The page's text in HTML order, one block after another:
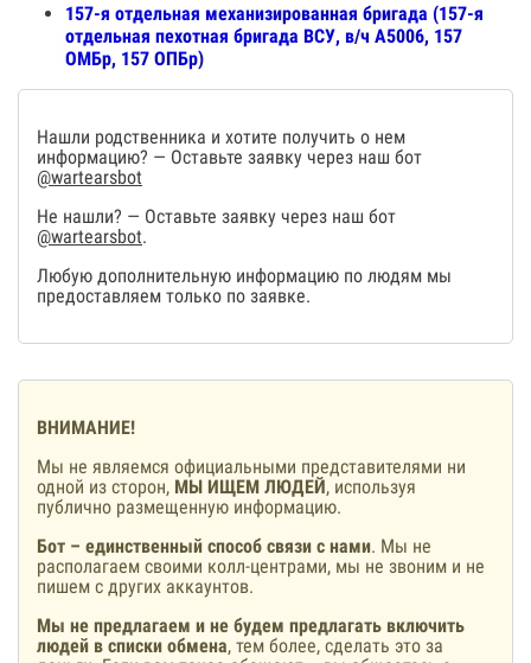
157-я отдельная механизированная бригада (157-я
отдельная пехотная бригада ВСУ, в/ч А5006, 157
ОМБр, 157 ОПБр)
Нашли родственника и хотите получить о нем
информацию? — Оставьте заявку через наш бот
@wartearsbot
Не нашли? — Оставьте заявку через наш бот
@wartearsbot.
Любую дополнительную информацию по людям мы
предоставляем только по заявке.
ВНИМАНИЕ!
Мы не являемся официальными представителями ни
одной из сторон, МЫ ИЩЕМ ЛЮДЕЙ, используя
публично размещенную информацию.
Бот – единственный способ связи с нами. Мы не
располагаем своими колл-центрами, мы не звоним и не
пишем с других аккаунтов.
Мы не предлагаем и не будем предлагать включить
людей в списки обмена, тем более, сделать это за